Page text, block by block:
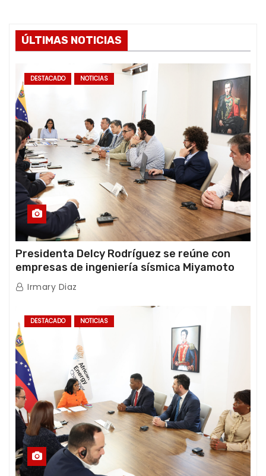
ÚLTIMAS NOTICIAS
DESTACADO NOTICIAS
Presidenta Delcy Rodríguez se reúne con
empresas de ingeniería sísmica Miyamoto
International y TFI Solutions
Irmary Diaz
DESTACADO NOTICIAS